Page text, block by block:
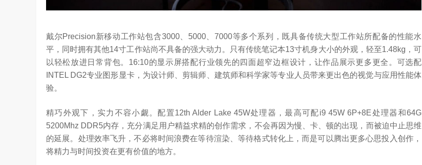
戴尔Precision新移动工作站包含3000、5000、7000等多个系列，既具备传统大型工作站所配备的性能水
平，同时拥有其他14寸工作站尚不具备的强大动力。只有传统笔记本13寸机身大小的外观，轻至1.48kg，可
以轻松放进日常背包。16:10的显示屏搭配行业领先的四面超窄边框设计，让作品展示更多更全。可选配
INTEL DG2专业图形显卡，为设计师、剪辑师、建筑师和科学家等专业人员带来更出色的视觉与应用性能体
验。
精巧外观下，实力不容小觑。配置12th Alder Lake 45W处理器，最高可配i9 45W 6P+8E处理器和64G
5200Mhz DDR5内存，充分满足用户精益求精的创作需求，不会再因为慢、卡、顿的出现，而被迫中止思维
的延展。处理效率飞升，不必将时间浪费在等待渲染、等待格式转化上，而是可以腾出更多心思投入创作，
将精力与时间投资在更有价值的地方。